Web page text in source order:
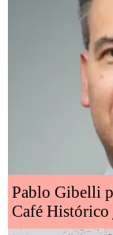
Pablo Gibelli
Café Histórico